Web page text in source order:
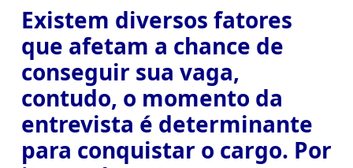
Existem diversos fatores
que afetam a chance de
conseguir sua vaga,
contudo, o momento da
entrevista é determinante
para conquistar o cargo. Por